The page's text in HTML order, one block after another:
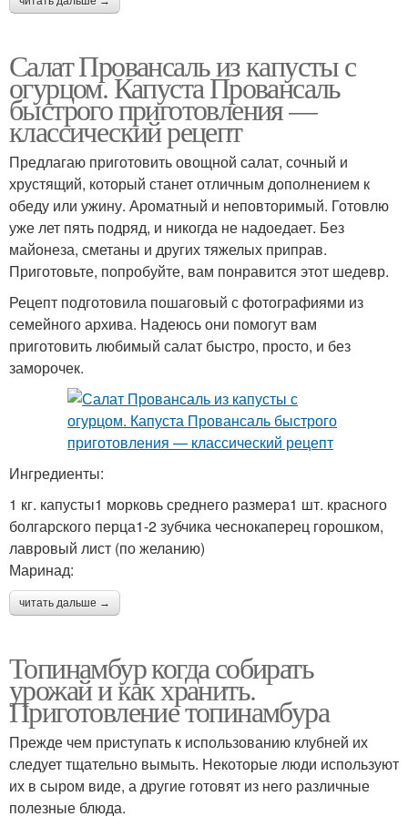
Салат Провансаль из капусты с
огурцом. Капуста Провансаль
быстрого приготовления —
классический рецепт
Предлагаю приготовить овощной салат, сочный и
хрустящий, который станет отличным дополнением к
обеду или ужину. Ароматный и неповторимый. Готовлю
уже лет пять подряд, и никогда не надоедает. Без
майонеза, сметаны и других тяжелых приправ.
Приготовьте, попробуйте, вам понравится этот шедевр.
Рецепт подготовила пошаговый с фотографиями из
семейного архива. Надеюсь они помогут вам
приготовить любимый салат быстро, просто, и без
заморочек.
Ингредиенты:
1 кг. капусты1 морковь среднего размера1 шт. красного
болгарского перца1-2 зубчика чеснокаперец горошком,
лавровый лист (по желанию)
Маринад:
читать дальше →
Топинамбур когда собирать
урожай и как хранить.
Приготовление топинамбура
Прежде чем приступать к использованию клубней их
следует тщательно вымыть. Некоторые люди используют
их в сыром виде, а другие готовят из него различные
полезные блюда.